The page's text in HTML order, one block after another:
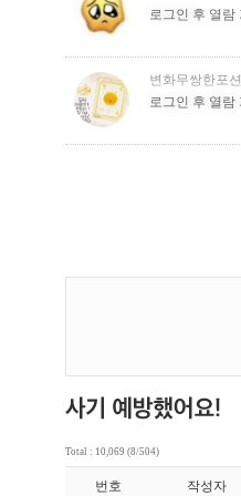
Total : 10,069 (8/504)
번호 작성자